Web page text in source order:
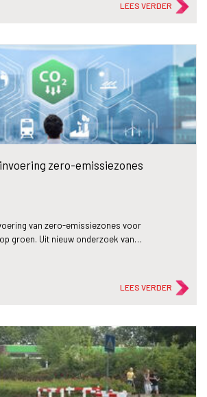
LEES VERDER
zero-emissiezones
van zero-emissiezones voor
groen. Uit nieuw onderzoek van…
LEES VERDER